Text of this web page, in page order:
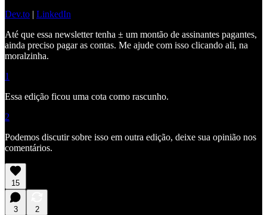
Dev.to | LinkedIn
Até que essa newsletter tenha ± um montão de assinantes pagantes,
ainda preciso pagar as contas. Me ajude com isso clicando ali, na
moralzinha.
1
Essa edição ficou uma cota como rascunho.
2
Podemos discutir sobre isso em outra edição, deixe sua opinião nos
comentários.
15
3
2